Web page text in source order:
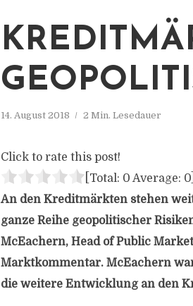
14. August 2018 2 Min. Lesedauer
Click to rate this post!
[Total: 0 Average: 0
An den Kreditmärkten stehen
ganze Reihe geopolitischer
McEachern, Head of Public
Marktkommentar. McEachern
die weitere Entwicklung an den